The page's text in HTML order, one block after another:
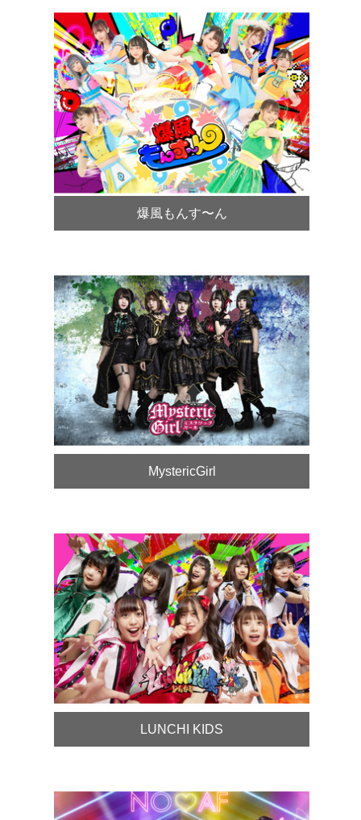
爆風もんす〜ん
MystericGirl
LUNCHI KIDS